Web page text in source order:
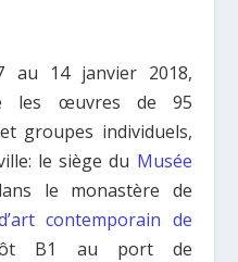
au 14 janvier 2018,
les œuvres de 95
groupes individuels,
le siège du Musée
le monastère de
contemporain de
B1 au port de